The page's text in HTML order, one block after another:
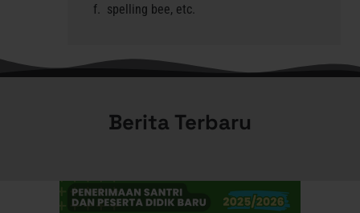
spelling bee, etc.
Berita Terbaru